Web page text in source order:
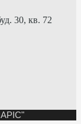
30, кв. 72